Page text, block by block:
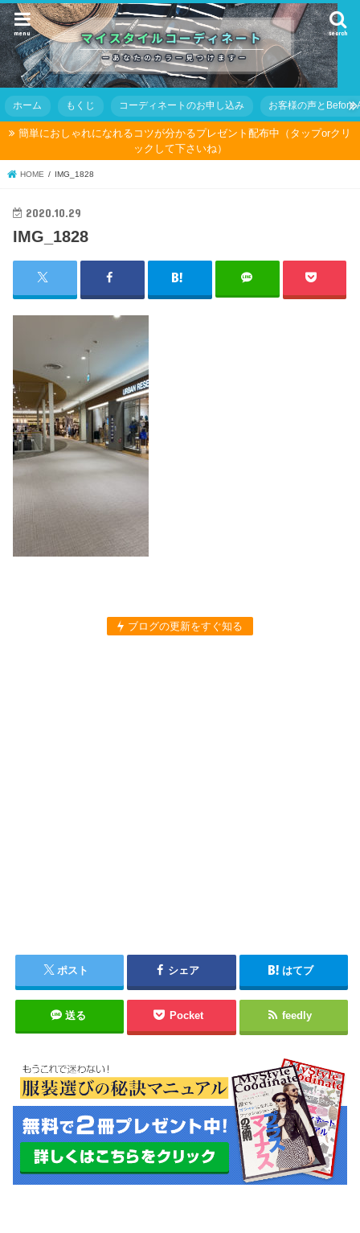
search
menu
ホーム もくじ コーディネートのお申し込み お客様の声とBefore
簡単におしゃれになれるコツが分かるプレゼント配布中（タップorクリ
ックして下さいね）
HOME IMG_1828
2020.10.29
IMG_1828
ブログの更新をすぐ知る
ポスト シェア はてブ
送る Pocket feedly